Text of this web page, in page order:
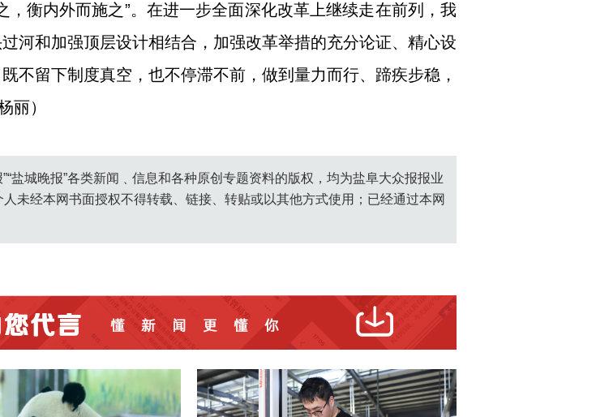
衡内外而施之”。在进一步全面深化改革上继续走在前列，我
河和加强顶层设计相结合，加强改革举措的充分论证、精心设
不留下制度真空，也不停滞不前，做到量力而行、蹄疾步稳，
丽）
盐城晚报”各类新闻﹑信息和各种原创专题资料的版权，均为盐阜大众报报业
未经本网书面授权不得转载、链接、转贴或以其他方式使用；已经通过本网